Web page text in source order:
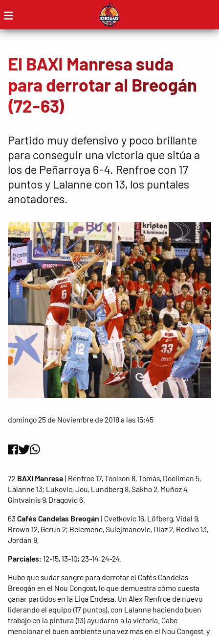
El BAXI Manresa suda
para derrotar al Breogán
(72-63)
Partido muy defensivo y poco brillante
para conseguir una victoria que sitúa a
los de Peñarroya 6-4. Renfroe con 17
puntos y Lalanne con 13, los puntales
anotadores.
domingo 25 de Noviembre de 2018 a las 15:45
72 BAXI Manresa | Renfroe 17, Toolson 8, Tomás, Doellman 5,
Lalanne 13; Lukovic, Jou, Lundberg 8, Sakho 2, Muñoz 4,
Gintvainis 9, Dragovic 6.
63 Cafés Candelas Breogán | Cvetkovic 16, Löfberg, Vidal 9,
Brown 12, Gerun 2; Belemene, Sulejmanovic, Díaz 2, Redivo 13,
Jordan 9.
Parciales: 12-15, 13-10; 23-14, 24-24.
Hubo que sudar sangre para derrotar el Cafés Candelas
Breogán en el Nou Congost, lo que demuestra cómo cuesta
ganar partidos en la Liga Endesa. Un Alex Renfroe de nuevo
liderando el equipo (17 puntos), con Lalanne haciendo buen
trabajo en la pintura (13) ayudaron a la victoria. Cabe
mencionar el buen ambiente una vez más en el Nou Congost, y